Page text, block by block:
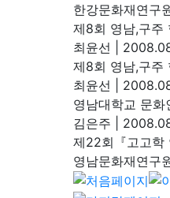
한강문화재연구
제8회 영남,구주
최윤선
제8회 영남,구주
최윤선
영남대학교 문
김은주
제22회『고고학
영남문화재연구